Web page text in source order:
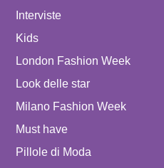
Interviste
Kids
London Fashion Week
Look delle star
Milano Fashion Week
Must have
Pillole di Moda